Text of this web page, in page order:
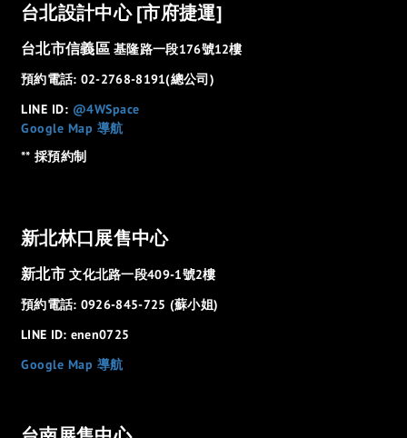
台北設計中心 [市府捷運]
台北市信義區基隆路一段176號12樓
預約電話: 02-2768-8191(總公司)
LINE ID: @4WSpace
Google Map 導航
** 採預約制
新北林口展售中心
新北市文化北路一段409-1號2樓
預約電話: 0926-845-725 (蘇小姐)
LINE ID: enen0725
Google Map 導航